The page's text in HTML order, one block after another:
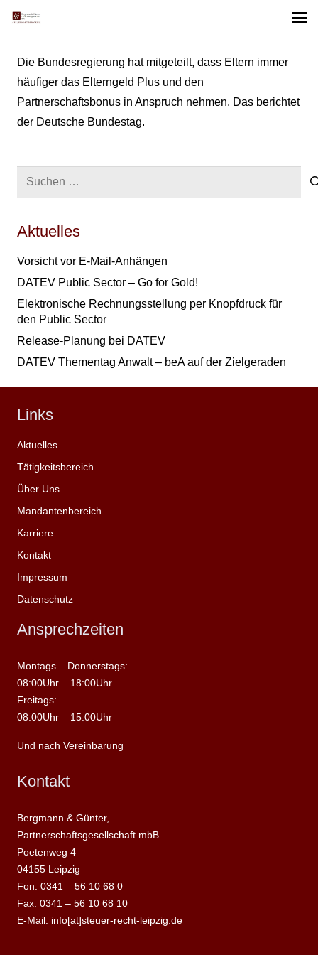
Die Bundesregierung hat mitgeteilt, dass Eltern immer
häufiger das Elterngeld Plus und den
Partnerschaftsbonus in Anspruch nehmen. Das berichtet
der Deutsche Bundestag.
Suchen
Aktuelles
Vorsicht vor E-Mail-Anhängen
DATEV Public Sector – Go for Gold!
Elektronische Rechnungsstellung per Knopfdruck für
den Public Sector
Release-Planung bei DATEV
DATEV Thementag Anwalt – beA auf der Zielgeraden
Links
Aktuelles
Tätigkeitsbereich
Über Uns
Mandantenbereich
Karriere
Kontakt
Impressum
Datenschutz
Ansprechzeiten
Montags – Donnerstags:
08:00Uhr – 18:00Uhr
Freitags:
08:00Uhr – 15:00Uhr
Und nach Vereinbarung
Kontakt
Bergmann & Günter,
Partnerschaftsgesellschaft mbB
Poetenweg 4
04155 Leipzig
Fon: 0341 – 56 10 68 0
Fax: 0341 – 56 10 68 10
E-Mail: info[at]steuer-recht-leipzig.de